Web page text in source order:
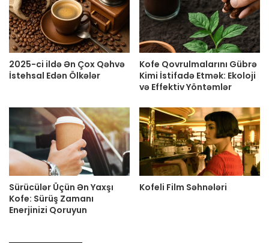
2025-ci ildə Ən Çox Qəhvə
İstehsal Edən Ölkələr
Kofe Qovrulmalarını Gübrə
Kimi İstifadə Etmək: Ekoloji
və Effektiv Yöntəmlər
Sürücülər Üçün Ən Yaxşı
Kofe: Sürüş Zamanı
Enerjinizi Qoruyun
Kofeli Film Səhnələri